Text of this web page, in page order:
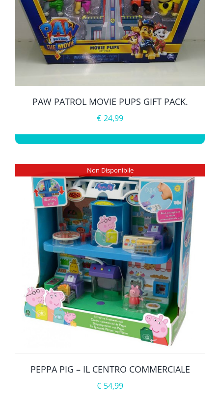
LE NOSTRE ESCLUSIVE
PAW PATROL MOVIE PUPS GIFT PACK.
€ 24,99
Non Disponibile
PEPPA PIG – IL CENTRO COMMERCIALE
€ 54,99